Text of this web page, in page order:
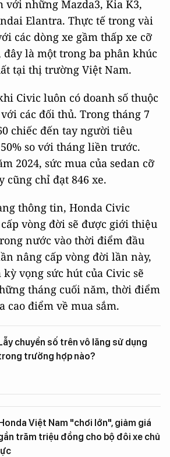
với những Mazda3, Kia K3,
Elantra. Thực tế trong vài
các dòng xe gầm thấp xe cỡ
đây là một trong ba phân khúc
tại thị trường Việt Nam.
Civic luôn có doanh số thuộc
các đối thủ. Trong tháng 7
chiếc đến tay người tiêu
so với tháng liền trước.
2024, sức mua của sedan cỡ
cũng chỉ đạt 846 xe.
thông tin, Honda Civic
vòng đời sẽ được giới thiệu
nước vào thời điểm đầu
nâng cấp vòng đời lần này,
vọng sức hút của Civic sẽ
tháng cuối năm, thời điểm
cao điểm về mua sắm.
chuyển số trên vô lăng sử dụng
trường hợp nào?
Việt Nam "chơi lớn", giảm giá
trăm triệu đồng cho bộ đôi xe chủ